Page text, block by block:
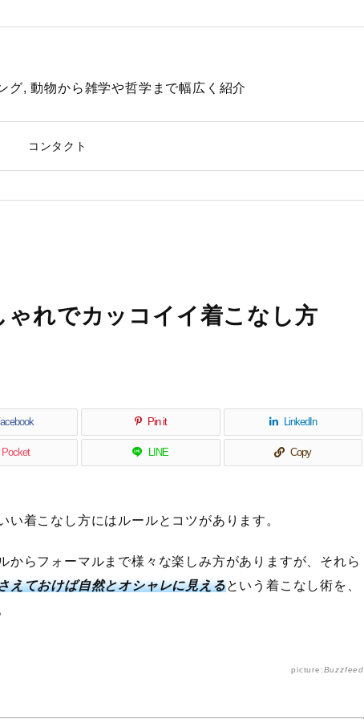
グ, 動物から雑学や哲学まで幅広く紹介
コンタクト
ゃれでカッコイイ着こなし方
Pin it LinkedIn
Pocket LINE Copy
い着こなし方にはルールとコツがあります。
からフォーマルまで様々な楽しみ方がありますが、それら
えておけば自然とオシャレに見えるという着こなし術を、
picture:Buzzfeed